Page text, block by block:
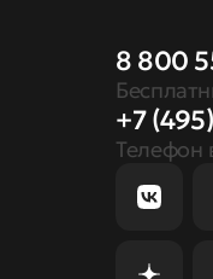
8 800
+7
Телефон